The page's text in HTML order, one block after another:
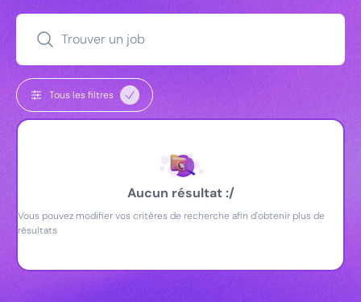
Trouver un job
Tous les filtres
Aucun résultat :/
Vous pouvez modifier vos critères de recherche afin d'obtenir plus de
résultats